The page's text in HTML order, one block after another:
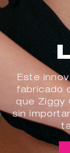
Este
fabricado
que Ziggy
sin